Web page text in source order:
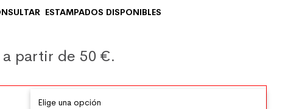
ESTAMPADOS DISPONIBLES
a partir de 50 €.